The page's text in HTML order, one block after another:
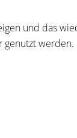
und das
genutzt werden.